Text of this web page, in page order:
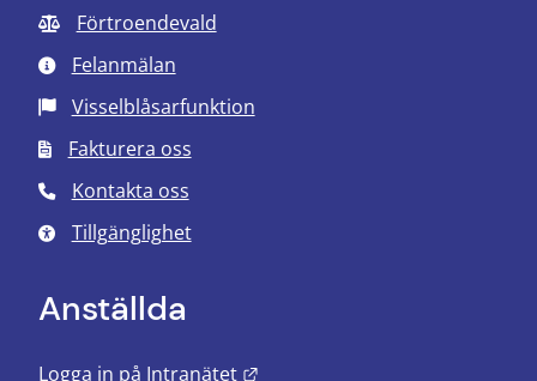
Förtroendevald
Felanmälan
Visselblåsarfunktion
Fakturera oss
Kontakta oss
Tillgänglighet
Anställda
Logga in på Intranätet